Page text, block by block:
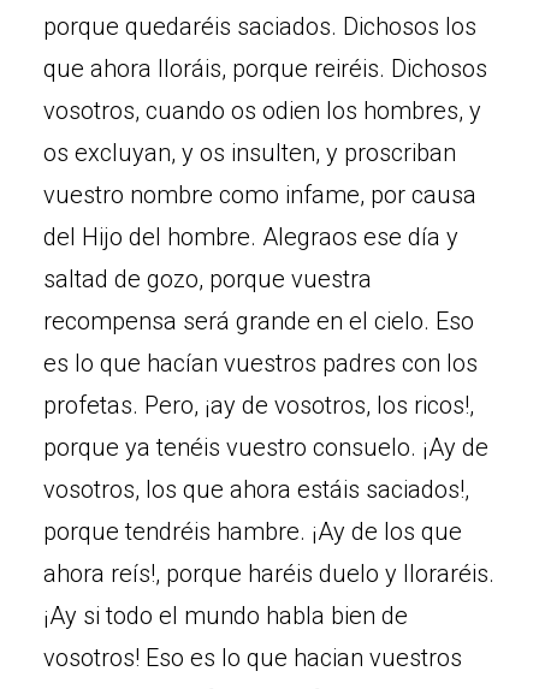
porque quedaréis saciados. Dichosos los
que ahora lloráis, porque reiréis. Dichosos
vosotros, cuando os odien los hombres, y
os excluyan, y os insulten, y proscriban
vuestro nombre como infame, por causa
del Hijo del hombre. Alegraos ese día y
saltad de gozo, porque vuestra
recompensa será grande en el cielo. Eso
es lo que hacían vuestros padres con los
profetas. Pero, ¡ay de vosotros, los ricos!,
porque ya tenéis vuestro consuelo. ¡Ay de
vosotros, los que ahora estáis saciados!,
porque tendréis hambre. ¡Ay de los que
ahora reís!, porque haréis duelo y lloraréis.
¡Ay si todo el mundo habla bien de
vosotros! Eso es lo que hacian vuestros